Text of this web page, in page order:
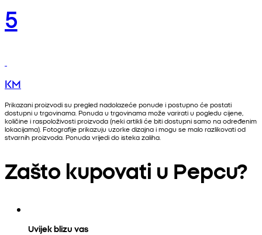
5
KM
Prikazani proizvodi su pregled nadolazeće ponude i postupno će postati
dostupni u trgovinama. Ponuda u trgovinama može varirati u pogledu cijene,
količine i raspoloživosti proizvoda (neki artikli će biti dostupni samo na određenim
lokacijama). Fotografije prikazuju uzorke dizajna i mogu se malo razlikovati od
stvarnih proizvoda. Ponuda vrijedi do isteka zaliha.
Zašto kupovati u Pepcu?
Uvijek blizu vas